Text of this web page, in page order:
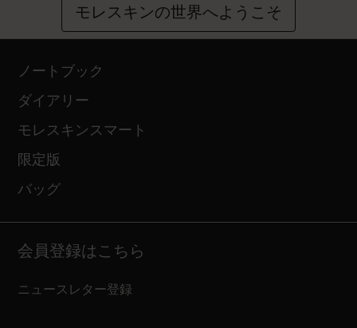
モレスキンの世界へようこそ
ノートブック
ダイアリー
モレスキンスマート
限定版
バッグ
会員登録はこちら
ニュースレター登録